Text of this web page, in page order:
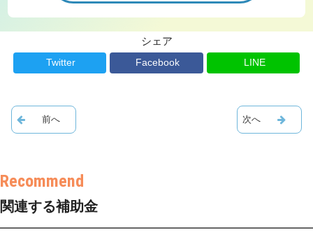
シェア
Twitter Facebook LINE
関連する補助金